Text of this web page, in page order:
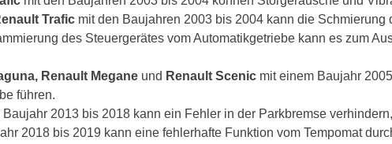
Trafic mit den Baujahren 2003 bis 2004 kann die
des Steuergerätes vom Automatikgetriebe kann es zum
Renault Megane und Renault Scenic mit einem Baujahr
führen.
Baujahr 2013 bis 2018 kann ein Fehler in der Parkbremse
2018 bis 2019 kann eine fehlerhafte Funktion vom Tempomat